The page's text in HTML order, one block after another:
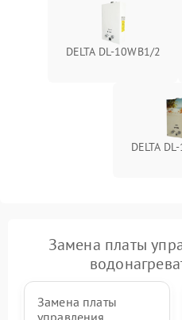
DELTA DL-10WB1/2
DELTA
Замена платы
Замена платы
управления